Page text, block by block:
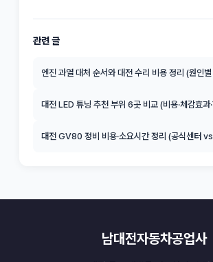
관련 글
엔진 과열 대처 순서와 대전 수리 비용 정리 (원인
대전 LED 튜닝 추천 부위 6곳 비교 (비용·체감효과
대전 GV80 정비 비용·소요시간 정리 (공식센터
남대전자동차공업사